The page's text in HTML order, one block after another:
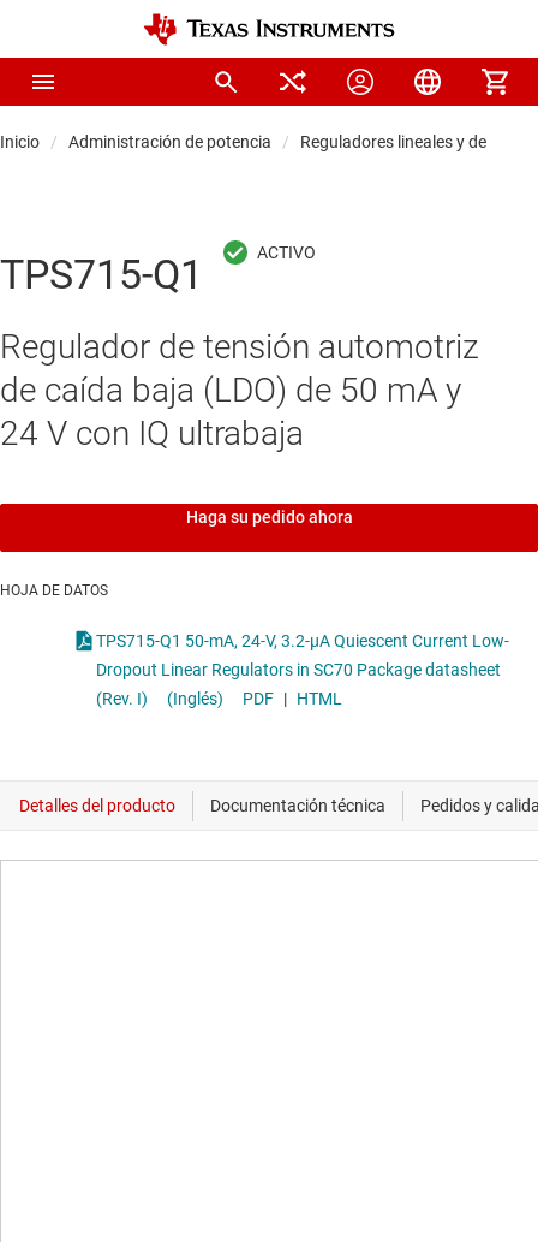
Inicio Administración de potencia Reguladores lineales y de baja
TPS715-Q1
Regulador de tensión automotriz
de caída baja (LDO) de 50 mA y
24 V con IQ ultrabaja
Haga su pedido ahora
HOJA DE DATOS
TPS715-Q1 50-mA, 24-V, 3.2-μA Quiescent Current Low-
Dropout Linear Regulators in SC70 Package datasheet
(Rev. I)
(Inglés) PDF | HTML